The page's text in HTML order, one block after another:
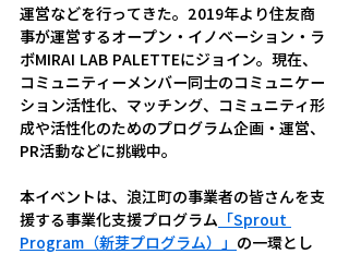
運営などを行ってきた。2019年より住友商
事が運営するオープン・イノベーション・ラ
ボMIRAI LAB PALETTEにジョイン。現在、
コミュニティーメンバー同士のコミュニケー
ション活性化、マッチング、コミュニティ形
成や活性化のためのプログラム企画・運営、
PR活動などに挑戦中。
本イベントは、浪江町の事業者の皆さんを支
援する事業化支援プログラム 「Sprout
Program（新芽プログラム）」 の一環とし